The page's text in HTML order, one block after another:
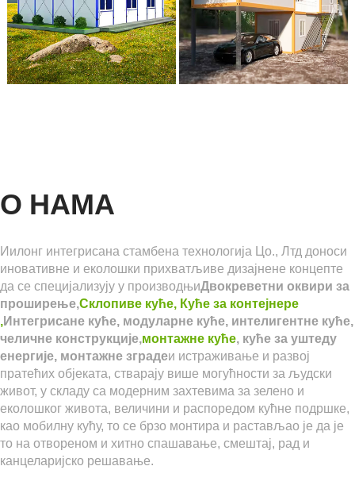
О НАМА
Иилонг ​​интегрисана стамбена технологија Цо., Лтд доноси
иновативне и еколошки прихватљиве дизајнене концепте
да се специјализују у производњиДвокреветни оквири за
проширење,Склопиве куће, Куће за контејнере
,Интегрисане куће, модуларне куће, интелигентне куће,
челичне конструкције,монтажне куће, куће за уштеду
енергије, монтажне зградеи истраживање и развој
пратећих објеката, стварају више могућности за људски
живот, у складу са модерним захтевима за зелено и
еколошког живота, величини и распоредом кућне подршке,
као мобилну кућу, то се брзо монтира и растављао је да је
то на отвореном и хитно спашавање, смештај, рад и
канцеларијско решавање.